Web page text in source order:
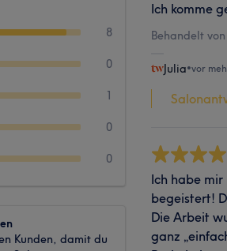
8
0
1
0
0
Kunden, damit du
Ich komme
Behandelt
Julia•vor
Ich habe
begeistert!
Die Arbeit
ganz